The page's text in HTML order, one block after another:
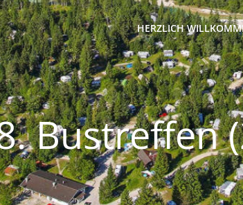
HERZLICH
Bustreffen